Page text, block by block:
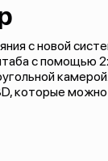
с новой
с помощью
которые